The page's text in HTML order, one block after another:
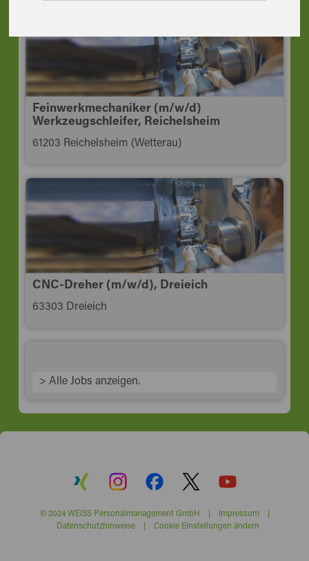
Feinwerkmechaniker (m/w/d)
Werkzeugschleifer, Reichelsheim
61203 Reichelsheim (Wetterau)
CNC-Dreher (m/w/d), Dreieich
63303 Dreieich
> Alle Jobs anzeigen.
© 2024 WEISS Personalmanagement GmbH | Impressum|
Datenschutzhinweise| Cookie Einstellungen ändern